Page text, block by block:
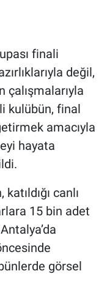
finali
değil,
kulübün, final
amacıyla
hayata
canlı
15 bin adet
görsel